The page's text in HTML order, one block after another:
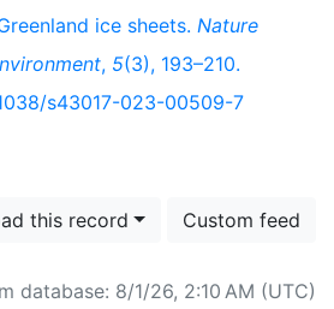
ice sheets. Nature
, 5(3), 193–210.
s43017-023-00509-7
this record Custom feed
database: 8/1/26, 2:10 AM (UTC)